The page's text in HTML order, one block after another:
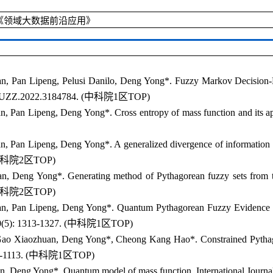
域大数据前沿应用》
Pan Lipeng, Pelusi Danilo, Deng Yong*. Fuzzy Markov
(中科院1 区TOP)
Pan Lipeng, Deng Yong*. Cross entropy of mass function and
Pan Lipeng, Deng Yong*. A generalized divergence of
院2 区TOP)
Deng Yong*. Generating method of Pythagorean fuzzy sets
院2 区TOP)
Pan Lipeng, Deng Yong*. Quantum Pythagorean Fuzzy
1313-1327. (中科院1 区TOP)
Xiaozhuan, Deng Yong*, Cheong Kang Hao*. Constrained
(中科院1 区TOP)
Deng Yong*. Quantum model of mass function. International